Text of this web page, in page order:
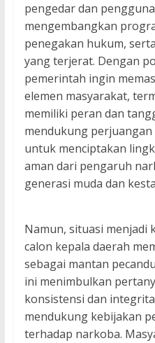
pengedar dan
mengembangkan
penegakan hukum,
yang terjerat. Dengan
pemerintah ingin
elemen masyarakat,
memiliki peran dan
mendukung
untuk menciptakan
aman dari pengaruh
generasi muda dan
Namun, situasi menjadi
calon kepala daerah
sebagai mantan
ini menimbulkan
konsistensi dan
mendukung kebijakan
terhadap narkoba.